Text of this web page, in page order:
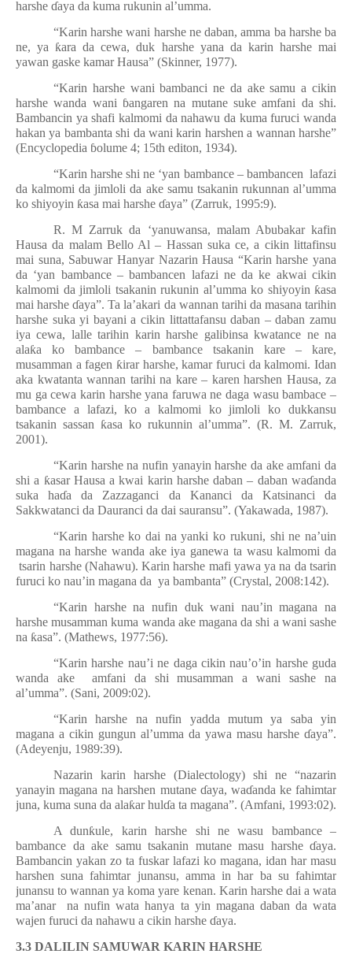
harshe ɗaya da kuma rukunin al’umma.
“Karin harshe wani harshe ne daban, amma ba harshe ba
ne, ya ƙara da cewa, duk harshe yana da karin harshe mai
yawan gaske kamar Hausa” (Skinner, 1977).
“Karin harshe wani bambanci ne da ake samu a cikin
harshe wanda wani ɓangaren na mutane suke amfani da shi.
Bambancin ya shafi kalmomi da nahawu da kuma furuci wanda
hakan ya bambanta shi da wani karin harshen a wannan harshe”
(Encyclopedia ɓolume 4; 15th editon, 1934).
“Karin harshe shi ne ‘yan bambance – bambancen lafazi
da kalmomi da jimloli da ake samu tsakanin rukunnan al’umma
ko shiyoyin ƙasa mai harshe ɗaya” (Zarruk, 1995:9).
R. M Zarruk da ‘yanuwansa, malam Abubakar kafin
Hausa da malam Bello Al – Hassan suka ce, a cikin littafinsu
mai suna, Sabuwar Hanyar Nazarin Hausa “Karin harshe yana
da ‘yan bambance – bambancen lafazi ne da ke akwai cikin
kalmomi da jimloli tsakanin rukunin al’umma ko shiyoyin ƙasa
mai harsheɗaya”. Ta la’akari da wannan tarihi da masana tarihin
harshe suka yi bayani a cikin littattafansu daban – daban zamu
iya cewa, lalle tarihin karin harshe galibinsa kwatance ne na
alaƙa ko bambance – bambance tsakanin kare – kare,
musamman a fagen ƙirar harshe, kamar furuci da kalmomi. Idan
aka kwatanta wannan tarihi na kare – karen harshen Hausa, za
mu ga cewa karin harshe yana faruwa ne daga wasu bambace –
bambance a lafazi, ko a kalmomi ko jimloli ko dukkansu
tsakanin sassan ƙasa ko rukunnin al’umma”. (R. M. Zarruk,
2001).
“Karin harshe na nufin yanayin harshe da ake amfani da
shi a ƙasar Hausa a kwai karin harshe daban – daban waɗanda
suka haɗa da Zazzaganci da Kananci da Katsinanci da
Sakkwatanci da Dauranci da dai sauransu”. (Yakawada, 1987).
“Karin harshe ko dai na yanki ko rukuni, shi ne na’uin
magana na harshe wanda ake iya ganewa ta wasu kalmomi da
tsarin harshe (Nahawu). Karin harshe mafi yawa ya na da tsarin
furuci ko nau’in magana da ya bambanta” (Crystal, 2008:142).
“Karin harshe na nufin duk wani nau’in magana na
harshe musamman kuma wanda ake magana da shi a wani sashe
na ƙasa”. (Mathews, 1977:56).
“Karin harshe nau’i ne daga cikin nau’o’in harshe guda
wanda ake amfani da shi musamman a wani sashe na
al’umma”. (Sani, 2009:02).
“Karin harshe na nufin yadda mutum ya saba yin
magana a cikin gungun al’umma da yawa masu harshe ɗaya”.
(Adeyenju, 1989:39).
Nazarin karin harshe (Dialectology) shi ne “nazarin
yanayin magana na harshen mutane ɗaya, waɗanda ke fahimtar
juna, kuma suna da alaƙar hulɗa ta magana”. (Amfani, 1993:02).
A dunƙule, karin harshe shi ne wasu bambance –
bambance da ake samu tsakanin mutane masu harshe ɗaya.
Bambancin yakan zo ta fuskar lafazi ko magana, idan har masu
harshen suna fahimtar junansu, amma in har ba su fahimtar
junansu to wannan ya koma yare kenan. Karin harshe dai a wata
ma’anar na nufin wata hanya ta yin magana daban da wata
wajen furuci da nahawu a cikin harshe ɗaya.
3.3 DALILIN SAMUWAR KARIN HARSHE